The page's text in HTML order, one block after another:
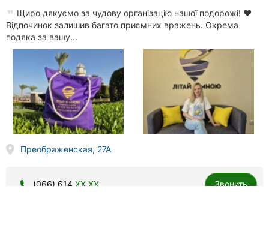
Щиро дякуємо за чудову організацію нашої подорожі! ❤️
Відпочинок залишив багато приємних вражень. Окрема
подяка за вашу...
Преображенская, 27А
(066) 614 XX XX Звонить